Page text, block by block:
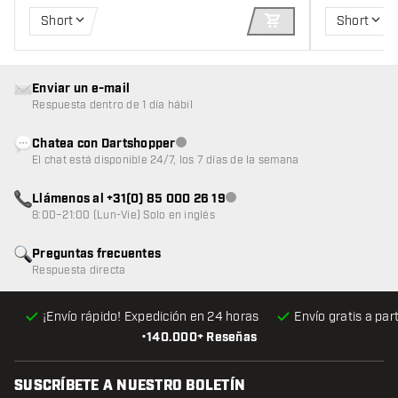
Short
AÑADIR A LA CESTA
Short
•140.000+ Reseñas
¡Envío rápido! Expedición en 24 horas Envío gratis a
Preguntas frecuentes
Respuesta directa
Enviar un e-mail
Respuesta dentro de 1 día hábil
Chatea con DartshopperAtención al cliente no disponible
El chat está disponible 24/7, los 7 días de la semana
Llámenos al +31(0) 85 000 26 19Atención al cliente no disponible
8:00–21:00 (Lun-Vie) Solo en inglés
SUSCRÍBETE A NUESTRO BOLETÍN